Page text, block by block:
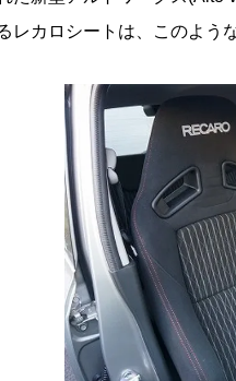
レカロシートは、このよう